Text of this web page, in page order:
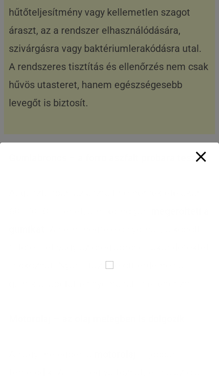
hűtőteljesítmény vagy kellemetlen szagot
áraszt, az a rendszer elhasználódására,
szivárgásra vagy baktériumlerakódásra utal.
A rendszeres tisztítás és ellenőrzés nem csak
hűvös utasteret, hanem egészségesebb
levegőt is biztosít.
Gumiabroncs – a forró aszfalt próbára teszi
is okozhat. Nyári utazás előtt érdemes a